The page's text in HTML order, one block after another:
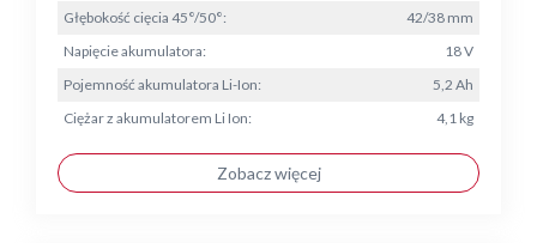
Głębokość cięcia 45°/50°:
42/38 mm
Napięcie akumulatora:
18 V
Pojemność akumulatora Li-Ion:
5,2 Ah
Ciężar z akumulatorem Li Ion:
4,1 kg
Zobacz więcej